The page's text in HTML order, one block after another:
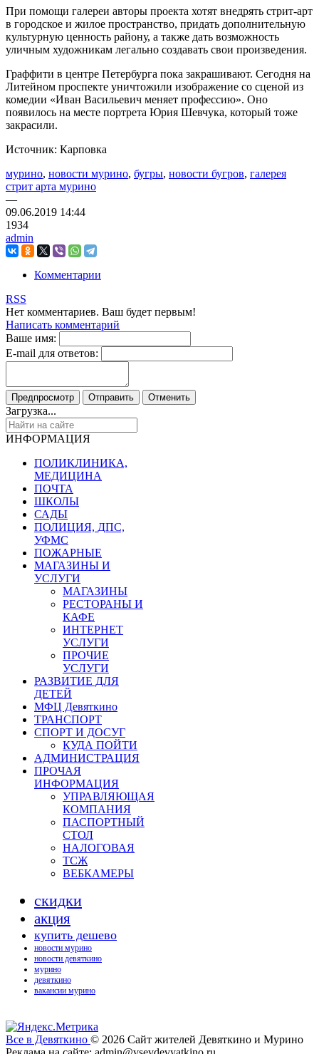
При помощи галереи авторы проекта хотят внедрять стрит-арт
в городское и жилое пространство, придать дополнительную
культурную ценность району, а также дать возможность
уличным художникам легально создавать свои произведения.
Граффити в центре Петербурга пока закрашивают. Сегодня на
Литейном проспекте уничтожили изображение со сценой из
комедии «Иван Васильевич меняет профессию». Оно
появилось на месте портрета Юрия Шевчука, который тоже
закрасили.
Источник: Карповка
мурино, новости мурино, бугры, новости бугров, галерея
стрит арта мурино
—
09.06.2019 14:44
1934
admin
Комментарии
RSS
Нет комментариев. Ваш будет первым!
Написать комментарий
Ваше имя:
E-mail для ответов:
Загрузка...
ИНФОРМАЦИЯ
ПОЛИКЛИНИКА,
МЕДИЦИНА
ПОЧТА
ШКОЛЫ
САДЫ
ПОЛИЦИЯ, ДПС,
УФМС
ПОЖАРНЫЕ
МАГАЗИНЫ И
УСЛУГИ
МАГАЗИНЫ
РЕСТОРАНЫ И
КАФЕ
ИНТЕРНЕТ
УСЛУГИ
ПРОЧИЕ
УСЛУГИ
РАЗВИТИЕ ДЛЯ
ДЕТЕЙ
МФЦ Девяткино
ТРАНСПОРТ
СПОРТ И ДОСУГ
КУДА ПОЙТИ
АДМИНИСТРАЦИЯ
ПРОЧАЯ
ИНФОРМАЦИЯ
УПРАВЛЯЮЩАЯ
КОМПАНИЯ
ПАСПОРТНЫЙ
СТОЛ
НАЛОГОВАЯ
ТСЖ
ВЕБКАМЕРЫ
скидки
акция
купить дешево
новости мурино
новости девяткино
мурино
девяткино
вакансии мурино
Все в Девяткино © 2026 Сайт жителей Девяткино и Мурино